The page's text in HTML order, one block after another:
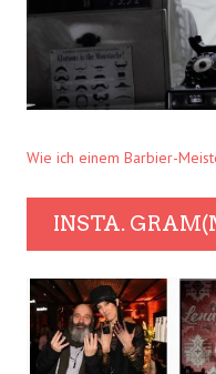
Wie ich einem Barbier-
INSTA.